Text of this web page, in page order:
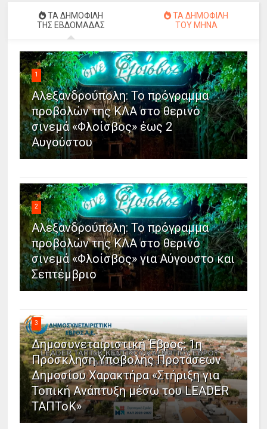
ΤΑ ΔΗΜΟΦΙΛΗ
ΤΗΣ ΕΒΔΟΜΑΔΑΣ
ΤΑ ΔΗΜΟΦΙΛΗ
ΤΟΥ ΜΗΝΑ
1
Αλεξανδρούπολη: Το πρόγραμμα
προβολών της ΚΛΑ στο θερινό
σινεμά «Φλοίσβος» έως 2
Αυγούστου
2
Αλεξανδρούπολη: Το πρόγραμμα
προβολών της ΚΛΑ στο θερινό
σινεμά «Φλοίσβος» για Αύγουστο και
Σεπτέμβριο
3
Δημοσυνεταιριστική Έβρος: 1η
Πρόσκληση Υποβολής Προτάσεων
Δημοσίου Χαρακτήρα «Στήριξη για
Τοπική Ανάπτυξη μέσω του LEADER
ΤΑΠΤοΚ»